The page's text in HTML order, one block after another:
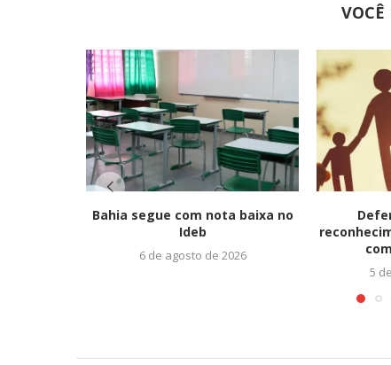
VOCÊ
Bahia segue com nota baixa no
Ideb
6 de agosto de 2026
5